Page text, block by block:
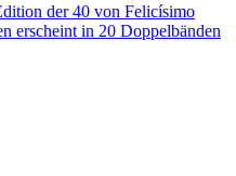
der 40 von Felicísimo
erscheint in 20 Doppelbänden